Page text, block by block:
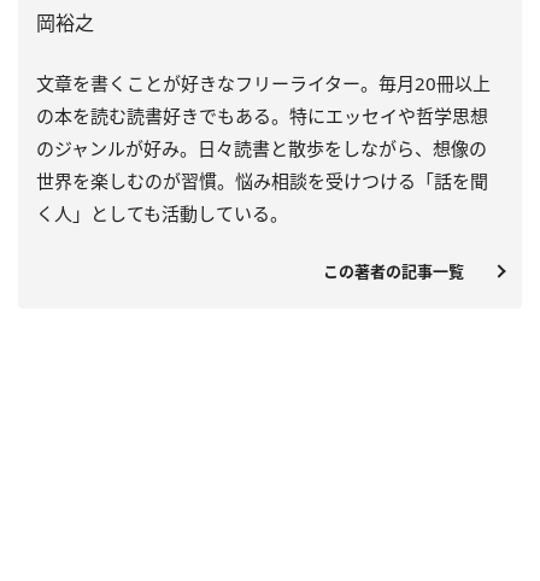
岡裕之
文章を書くことが好きなフリーライター。毎月20冊以上
の本を読む読書好きでもある。特にエッセイや哲学思想
のジャンルが好み。日々読書と散歩をしながら、想像の
世界を楽しむのが習慣。悩み相談を受けつける「話を聞
く人」としても活動している。
この著者の記事一覧